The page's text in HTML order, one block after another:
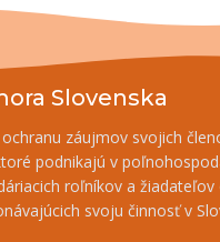
Slovenska
záujmov svojich
podnikajú v
roľníkov a žiadateľov
svoju činnosť v